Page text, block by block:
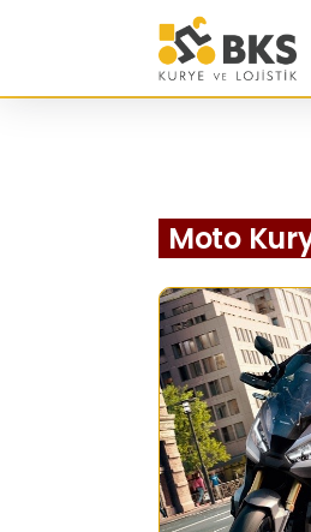
Moto